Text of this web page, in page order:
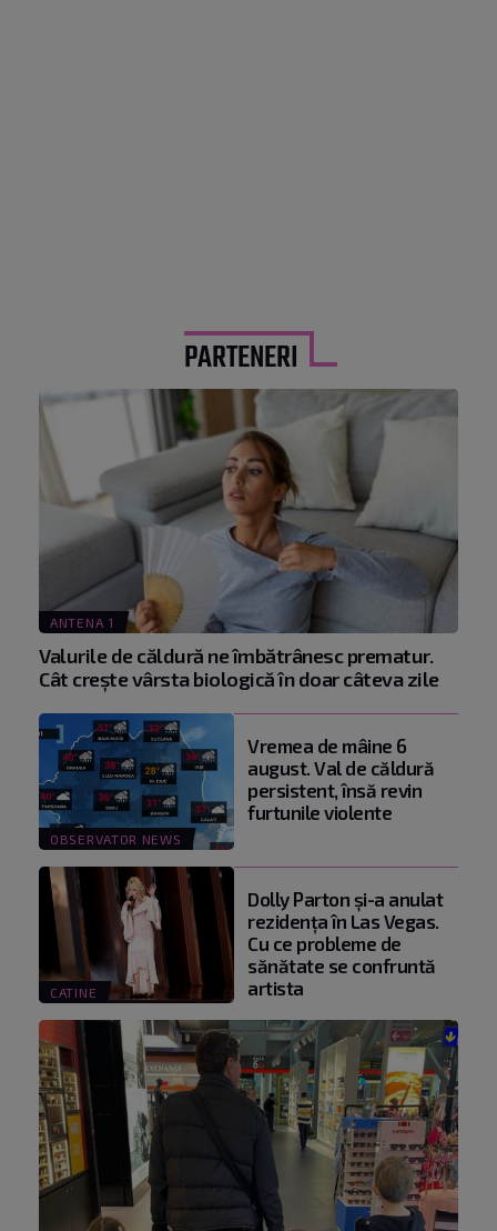
PARTENERI
ANTENA 1
Valurile de căldură ne îmbătrânesc prematur.
Cât crește vârsta biologică în doar câteva zile
OBSERVATOR NEWS
Vremea de mâine 6
august. Val de căldură
persistent, însă revin
furtunile violente
CATINE
Dolly Parton și-a anulat
rezidența în Las Vegas.
Cu ce probleme de
sănătate se confruntă
artista